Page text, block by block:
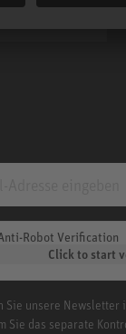
Robot Verification
Click to start
Sie unsere
Sie das separate